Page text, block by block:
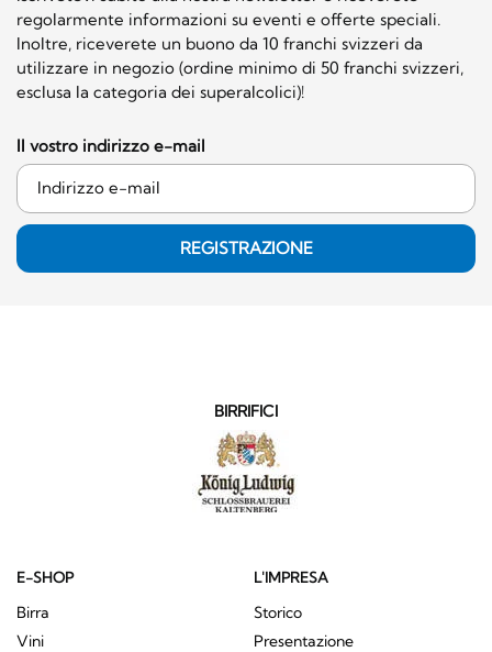
regolarmente informazioni su eventi e offerte speciali.
Inoltre, riceverete un buono da 10 franchi svizzeri da
utilizzare in negozio (ordine minimo di 50 franchi svizzeri,
esclusa la categoria dei superalcolici)!
Il vostro indirizzo e-mail
REGISTRAZIONE
BIRRIFICI
E-SHOP
Birra
Vini
L'IMPRESA
Storico
Presentazione